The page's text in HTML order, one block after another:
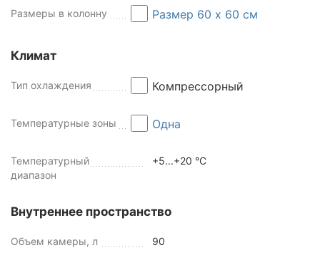
Размеры в колонну Размер 60 x 60 см
Климат
Тип охлаждения Компрессорный
Температурные зоны Одна
Температурный
диапазон
+5...+20 °C
Внутреннее пространство
Объем камеры, л 90